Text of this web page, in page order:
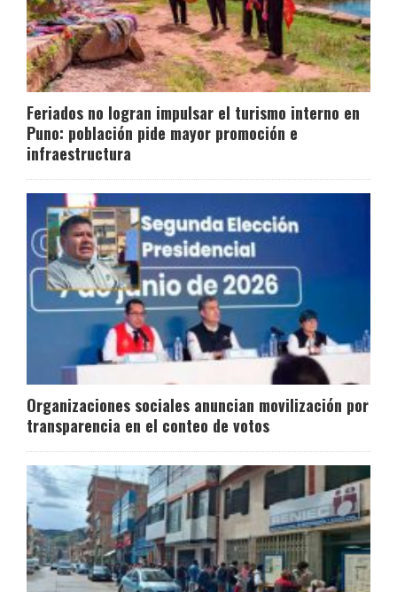
Feriados no logran impulsar el turismo interno en
Puno: población pide mayor promoción e
infraestructura
Organizaciones sociales anuncian movilización por
transparencia en el conteo de votos